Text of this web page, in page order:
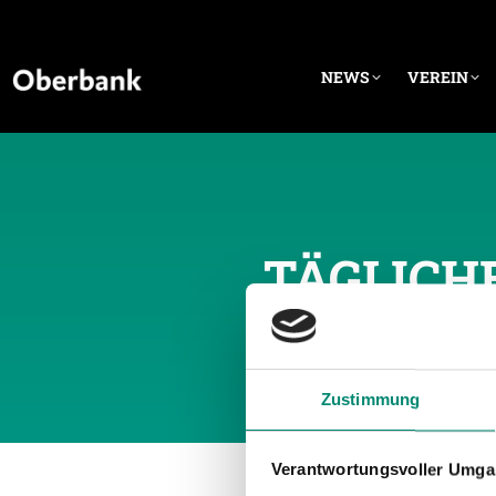
Zustimmung
Verantwortungsvoller
NEWS VEREIN